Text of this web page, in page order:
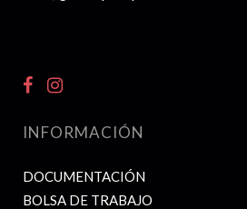
INFORMACIÓN
DOCUMENTACIÓN
BOLSA DE TRABAJO